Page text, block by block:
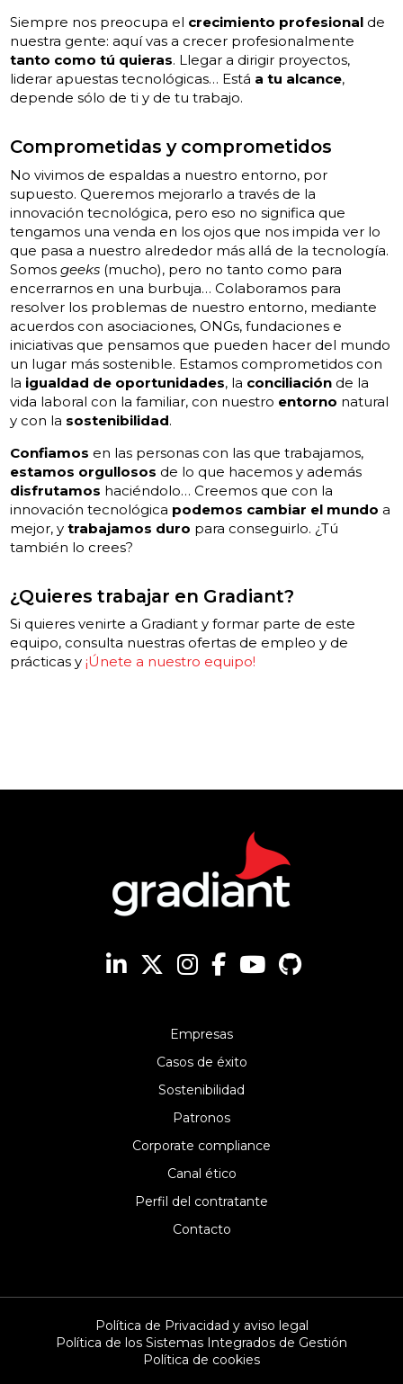
Siempre nos preocupa el crecimiento profesional de
nuestra gente: aquí vas a crecer profesionalmente
tanto como tú quieras. Llegar a dirigir proyectos,
liderar apuestas tecnológicas… Está a tu alcance,
depende sólo de ti y de tu trabajo.
Comprometidas y comprometidos
No vivimos de espaldas a nuestro entorno, por
supuesto. Queremos mejorarlo a través de la
innovación tecnológica, pero eso no significa que
tengamos una venda en los ojos que nos impida ver lo
que pasa a nuestro alrededor más allá de la tecnología.
Somosgeeks (mucho), pero no tanto como para
encerrarnos en una burbuja… Colaboramos para
resolver los problemas de nuestro entorno, mediante
acuerdos con asociaciones, ONGs, fundaciones e
iniciativas que pensamos que pueden hacer del mundo
un lugar más sostenible. Estamos comprometidos con
la igualdad de oportunidades, la conciliación de la
vida laboral con la familiar, con nuestro entorno natural
y con la sostenibilidad.
Confiamos en las personas con las que trabajamos,
estamos orgullosos de lo que hacemos y además
disfrutamos haciéndolo…Creemos que con la
innovación tecnológica podemos cambiar el mundo a
mejor, ytrabajamos duro para conseguirlo. ¿Tú
también lo crees?
¿Quieres trabajar en Gradiant?
Si quieres venirte a Gradiant y formar parte de este
equipo, consulta nuestras ofertas de empleo y de
prácticas y¡Únete a nuestro equipo!
Empresas
Casos de éxito
Sostenibilidad
Patronos
Corporate compliance
Canal ético
Perfil del contratante
Contacto
Política de Privacidad y aviso legal
Política de los Sistemas Integrados de Gestión
Política de cookies